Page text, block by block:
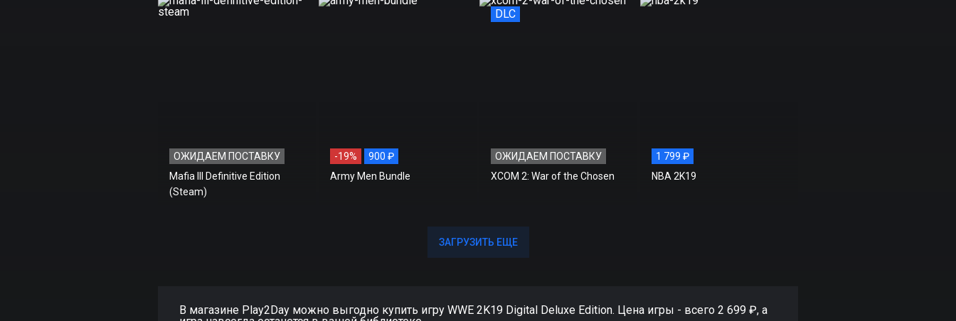
ОЖИДАЕМ ПОСТАВКУ
Mafia III Definitive Edition
(Steam)
-19%
900 ₽
Army Men Bundle
DLC
ОЖИДАЕМ ПОСТАВКУ
XCOM 2: War of the Chosen
1 799 ₽
NBA 2K19
ЗАГРУЗИТЬ ЕЩЕ
ЗАГРУЗИТЬ ЕЩЕ
В магазине Play2Day можно выгодно купить игру WWE 2K19 Digital Deluxe Edition. Цена игры - всего 2 699 ₽, а